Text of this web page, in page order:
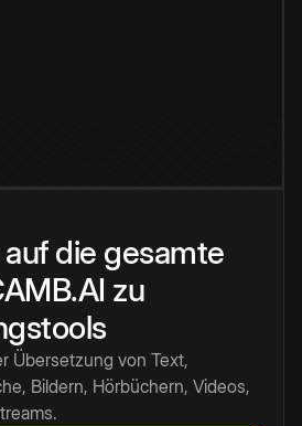
die gesamte
zu
Übersetzung von Text,
Bildern, Hörbüchern, Videos,